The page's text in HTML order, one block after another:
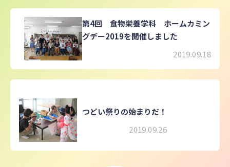
第4回 食物栄養学科 ホームカミン
グデー2019を開催しました
2019.09.18
つどい祭りの始まりだ！
2019.09.26